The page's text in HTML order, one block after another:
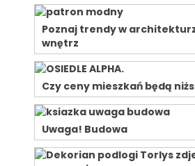
Poznaj trendy w
wnętrz
Czy ceny mieszkań będą
Uwaga! Budowa